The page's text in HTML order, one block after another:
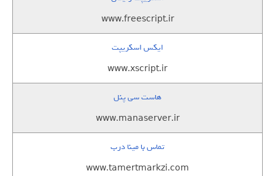
www.freescript.ir
ایکس اسکریپت
www.xscript.ir
هاست سی پنل
www.manaserver.ir
تماس با مینا درب
www.tamertmarkzi.com